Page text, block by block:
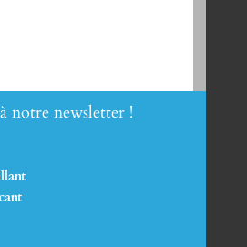
notre newsletter !